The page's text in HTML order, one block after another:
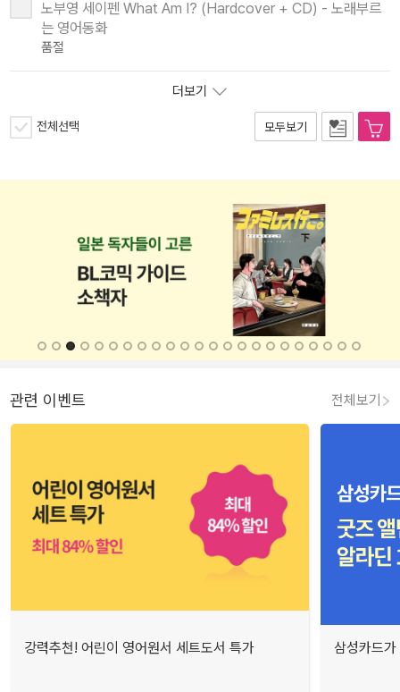
노부영 세이펜 What Am I? (Hardcover + CD) - 노래부르
는 영어동화
품절
더보기
전체선택 모두보기
관련 이벤트 전체보기
강력추천! 어린이 영어원서 세트도서 특가 삼성카드